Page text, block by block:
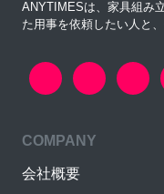
ANYTIMESは、家具組み
た用事を依頼したい人と
COMPANY
会社概要